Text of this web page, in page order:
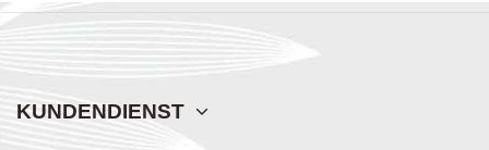
KUNDENDIENST